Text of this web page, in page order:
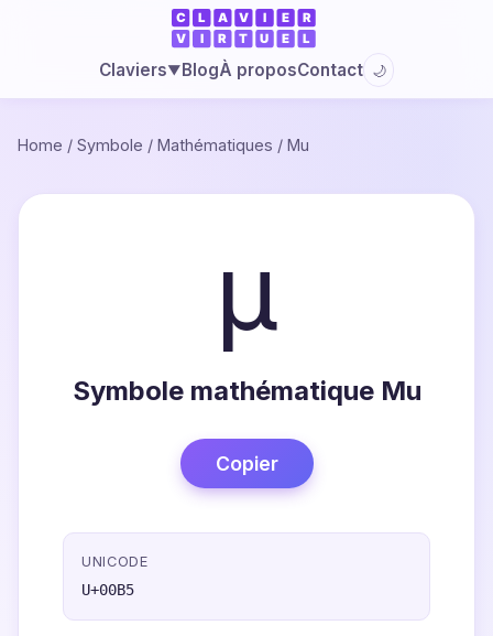
Claviers▼BlogÀ proposContact 🌙
Home / Symbole / Mathématiques / Mu
µ
Symbole mathématique Mu
Copier
UNICODE
U+00B5